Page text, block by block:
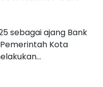
sebagai ajang Bank
Kota